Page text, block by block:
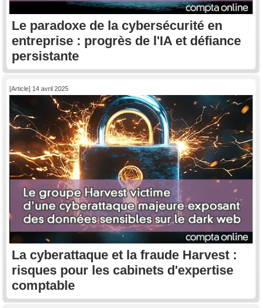
Le paradoxe de la cybersécurité en
entreprise : progrès de l'IA et défiance
persistante
[Article] 14 avril 2025
La cyberattaque et la fraude Harvest :
risques pour les cabinets d'expertise
comptable